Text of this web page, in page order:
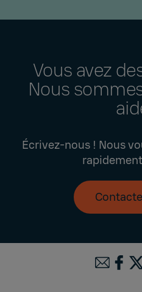
Vous avez
Nous
Écrivez-nous ! Nous